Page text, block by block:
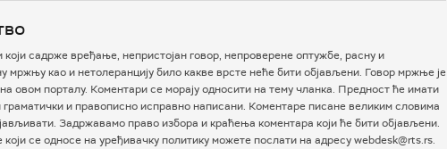
који садрже вређање, непристојан говор, непроверене оптужбе, расну и
мржњу као и нетолеранцију било какве врсте неће бити објављени. Говор мржње је
овом порталу. Коментари се морају односити на тему чланка. Предност ће имати
граматички и правописно исправно написани. Коментаре писане великим словима
Задржавамо право избора и краћења коментара који ће бити објављени.
који се односе на уређивачку политику можете послати на адресу webdesk@rts.rs.